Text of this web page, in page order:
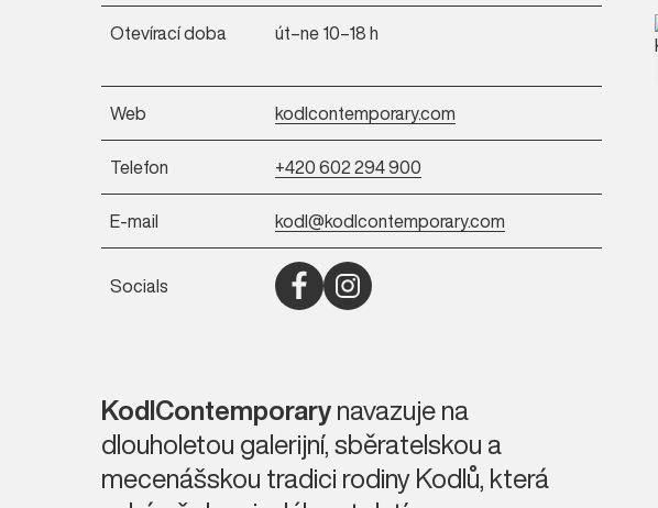
Otevírací doba út–ne 10–18 h
Web kodlcontemporary.com
Telefon +420 602 294 900
E-mail kodl@kodlcontemporary.com
Socials Otevřít Facebook (nové okno)
Otevřít Instagram (nové okno)
KodlContemporarynavazuje na
dlouholetou galerijní, sběratelskou a
mecenášskou tradici rodiny Kodlů, která